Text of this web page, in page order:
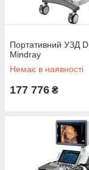
Портативний УЗД
Mindray
Немає в наявності
177 776 ₴